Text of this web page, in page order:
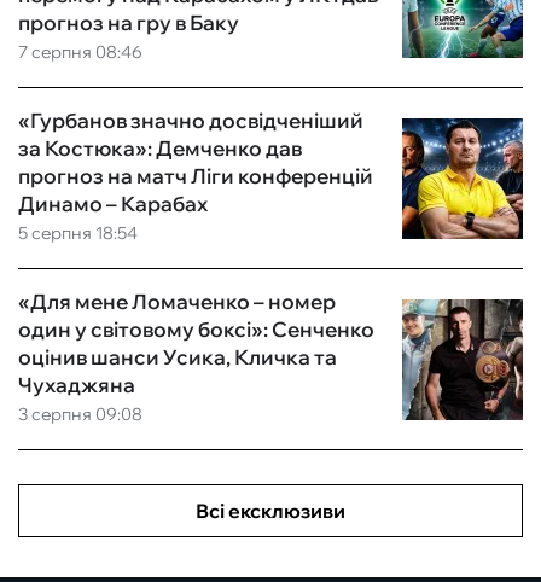
7 серпня 08:46
прогноз на гру в Баку
5 серпня 18:54
«Гурбанов значно досвідченіший
за Костюка»: Демченко дав
прогноз на матч Ліги конференцій
Динамо – Карабах
3 серпня 09:08
«Для мене Ломаченко – номер
один у світовому боксі»: Сенченко
оцінив шанси Усика, Кличка та
Чухаджяна
Всі ексклюзиви